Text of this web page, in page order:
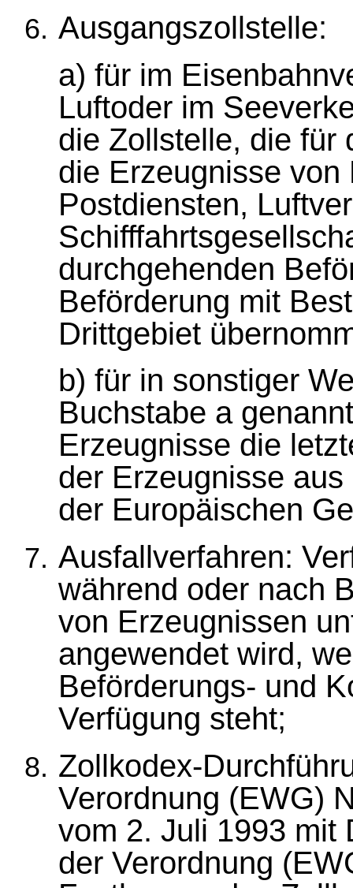
Ausgangszollstelle:
a) für im
Luftoder im
die Zollstelle, die für
die Erzeugnisse
Postdiensten,
durchgehenden
Beförderung mit
Drittgebiet
b) für in sonstiger
Buchstabe a
Erzeugnisse die
der Erzeugnisse
der Europäischen
Ausfallverfahren:
während oder nach
von Erzeugnissen
angewendet wird,
Beförderungs- und
Verfügung steht;
Zollkodex-
Verordnung (EWG)
vom 2. Juli 1993 mit
der Verordnung